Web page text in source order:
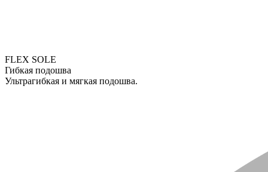
FLEX SOLE
Гибкая подошва
Ультрагибкая и мягкая подошва.